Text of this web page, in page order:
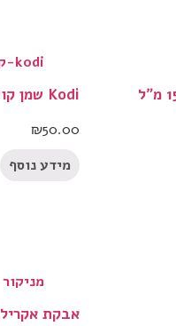
kodi-קודי
Kodi שמן קוטיקולה לימון – 15 מ״ל
₪50.00
מידע נוסף
מניקור
אבקת אקריל 50 גר’ מגוון צבעים לבחירה